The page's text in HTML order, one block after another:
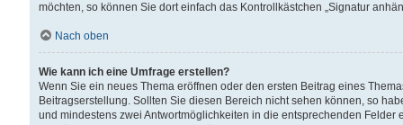
möchten, so können Sie dort einfach das Kontrollkästchen „Signatur
Nach oben
Wie kann ich eine Umfrage erstellen?
Wenn Sie ein neues Thema eröffnen oder den ersten Beitrag eines
Beitragserstellung. Sollten Sie diesen Bereich nicht sehen können, so
und mindestens zwei Antwortmöglichkeiten in die entsprechenden